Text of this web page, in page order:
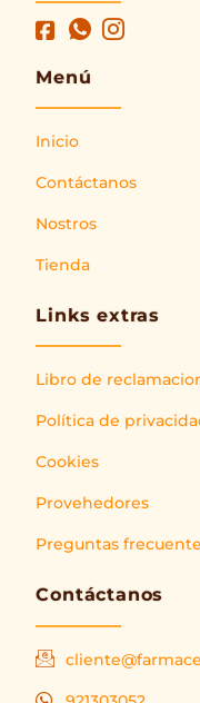
Menú
Inicio
Contáctanos
Nostros
Tienda
Links extras
Libro de
Política de
Cookies
Provehedores
Preguntas
Contáctanos